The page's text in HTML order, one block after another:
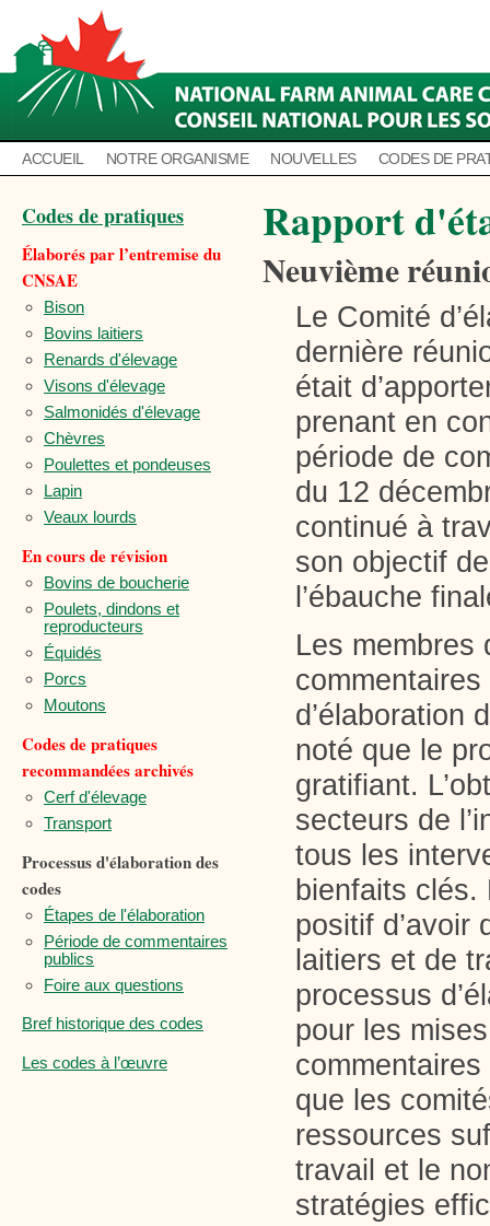
ACCUEIL NOTRE ORGANISME NOUVELLES CODES DE
Codes de pratiques
Élaborés par l’entremise du
CNSAE
Bison
Bovins laitiers
Renards d'élevage
Visons d'élevage
Salmonidés d'élevage
Chèvres
Poulettes et pondeuses
Lapin
Veaux lourds
En cours de révision
Bovins de boucherie
Poulets, dindons et
reproducteurs
Équidés
Porcs
Moutons
Codes de pratiques
recommandées archivés
Cerf d'élevage
Transport
Processus d'élaboration des
codes
Étapes de l'élaboration
Période de commentaires
publics
Foire aux questions
Bref historique des codes
Les codes à l’œuvre
Rapport
Neuvième
Le Comité
dernière
était
prenant en
période de
du 12
continué à
son objectif
l’ébauche
Les membres
d’élaboration
noté que le
gratifiant.
secteurs de
tous les
bienfaits clés.
positif d’avoir
laitiers et de
processus
pour les
que les
ressources
travail et le
stratégies